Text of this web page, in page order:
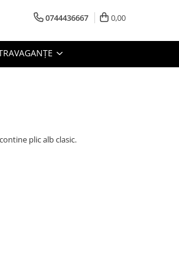
0744436667 0,00
plic alb clasic.